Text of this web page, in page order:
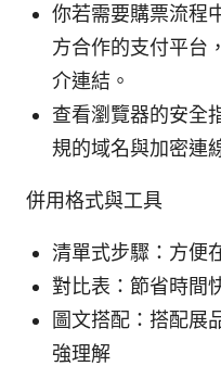
你若需要購票流程
方合作的支付平台
介連結。
查看瀏覽器的安全
規的域名與加密連
併用格式與工具
清單式步驟：方便
對比表：節省時間
圖文搭配：搭配展
強理解